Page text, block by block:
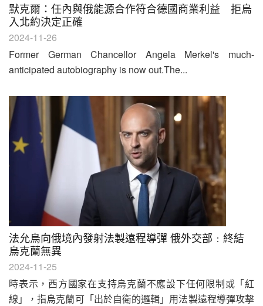
默克爾：任內與俄能源合作符合德國商業利益 拒烏
入北約決定正確
2024-11-26
Former German Chancellor Angela Merkel's much-
anticipated autobiography is now out.The...
法允烏向俄境內發射法製遠程導彈 俄外交部﹕終結
烏克蘭無異
2024-11-25
時表示，西方國家在支持烏克蘭不應設下任何限制或「紅
線」，指烏克蘭可「出於自衛的邏輯」用法製遠程導彈攻擊